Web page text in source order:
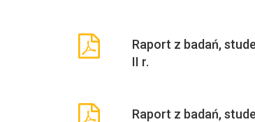
Raport z badań,
II r.
Raport z badań,